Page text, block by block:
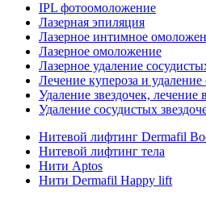
IPL фотоомоложение
Лазерная эпиляция
Лазерное интимное
Лазерное омоложение
Лазерное удаление
Лечение купероза и
Удаление звездочек, лечение
Удаление сосудистых
Нитевой лифтинг Dermafil
Нитевой лифтинг тела
Нити Aptos
Нити Dermafil Happy lift